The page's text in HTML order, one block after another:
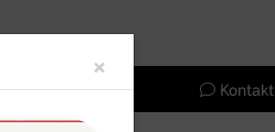
Kontakt
× Close